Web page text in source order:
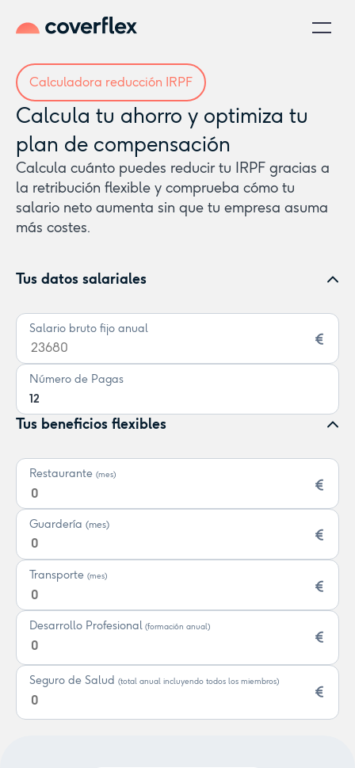
Calculadora reducción IRPF
Calcula tu ahorro y optimiza tu
plan de compensación
Calcula cuánto puedes reducir tu IRPF gracias a
la retribución flexible y comprueba cómo tu
salario neto aumenta sin que tu empresa asuma
más costes.
Tus datos salariales
Salario bruto fijo anual
Número de Pagas
12
Tus beneficios flexibles
Restaurante (mes)
Guardería (mes)
Transporte (mes)
Desarrollo Profesional (formación anual)
Seguro de Salud (total anual incluyendo todos los miembros)